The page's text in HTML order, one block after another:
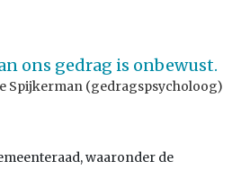
ons gedrag is onbewust.
Spijkerman (gedragspsycholoog)
waaronder de